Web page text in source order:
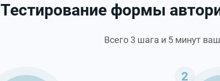
Тестирование формы
Всего 3 шага и 5 минут